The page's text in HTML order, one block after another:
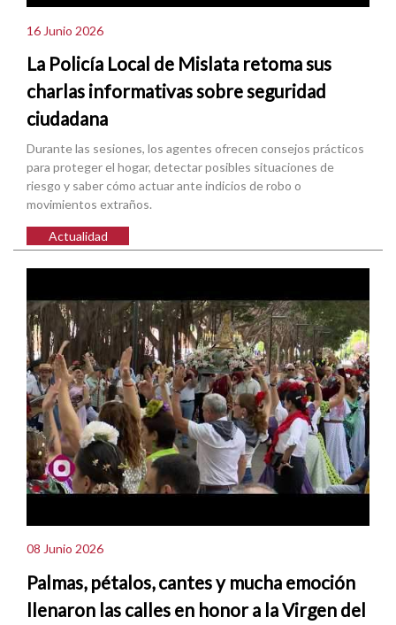
16 Junio 2026
La Policía Local de Mislata retoma sus
charlas informativas sobre seguridad
ciudadana
Durante las sesiones, los agentes ofrecen consejos prácticos
para proteger el hogar, detectar posibles situaciones de
riesgo y saber cómo actuar ante indicios de robo o
movimientos extraños.
Actualidad
08 Junio 2026
Palmas, pétalos, cantes y mucha emoción
llenaron las calles en honor a la Virgen del